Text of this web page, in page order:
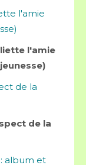
l'amie
de la